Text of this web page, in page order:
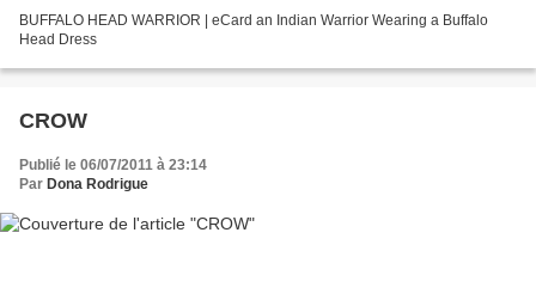
BUFFALO HEAD WARRIOR | eCard an Indian Warrior Wearing a Buffalo
Head Dress
CROW
Publié le 06/07/2011 à 23:14
Par Dona Rodrigue